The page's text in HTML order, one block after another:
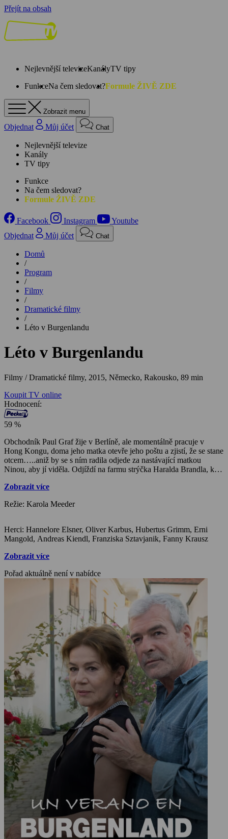
Přejít na obsah
Nejlevnější televizeKanályTV tipy
FunkceNa čem sledovat?Formule ŽIVĚ ZDE
Zobrazit menu
Objednat Můj účet Chat
Nejlevnější televize
Kanály
TV tipy
Funkce
Na čem sledovat?
Formule ŽIVĚ ZDE
Facebook Instagram
Youtube
Objednat
Můj účet Chat
Domů
/
Program
/
Filmy
/
Dramatické filmy
/
Léto v Burgenlandu
Léto v Burgenlandu
Filmy / Dramatické filmy, 2015, Německo, Rakousko, 89 min
Koupit TV online
Hodnocení:
59 %
Obchodník Paul Graf žije v Berlíně, ale momentálně pracuje v
Hong Kongu, doma jeho matka otevře jeho poštu a zjistí, že se stane
otcem…..aniž by se s ním radila odjede za nastávající matkou
Ninou, aby jí viděla. Odjíždí na farmu strýčka Haralda Brandla, kde
během potlačovaného povstání… Paul přijede a chce navázat pouto
Zobrazit více
Režie: Karola Meeder
Herci: Hannelore Elsner, Oliver Karbus, Hubertus Grimm, Erni
Mangold, Andreas Kiendl, Franziska Sztavjanik, Fanny Krausz
Zobrazit více
Pořad aktuálně není v nabídce